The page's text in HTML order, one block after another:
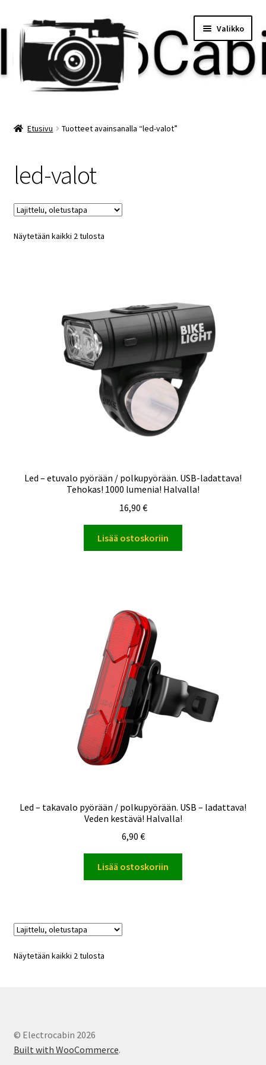
Siirry
navigointiin
Siirry
sisältöön
Valikko
Minun tilini
Ostoskori
Etusivu Tuotteet avainsanalla “led-valot”
led-valot
Näytetään kaikki 2 tulosta
Led – etuvalo pyörään / polkupyörään. USB-ladattava!
Tehokas! 1000 lumenia! Halvalla!
16,90 €
Lisää ostoskoriin
Led – takavalo pyörään / polkupyörään. USB – ladattava!
Veden kestävä! Halvalla!
6,90 €
Lisää ostoskoriin
Näytetään kaikki 2 tulosta
© Electrocabin 2026
Built with WooCommerce.